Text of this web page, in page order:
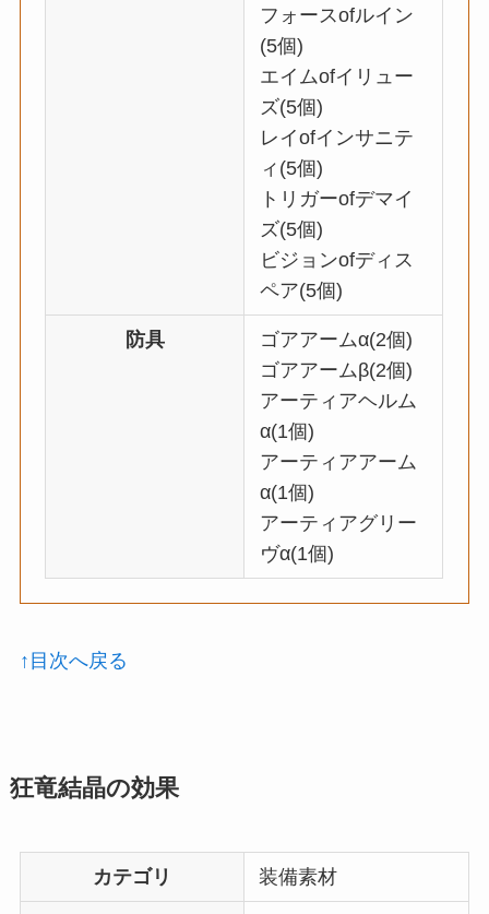
フォースofルイン
(5個)
エイムofイリュー
ズ(5個)
レイofインサニテ
ィ(5個)
トリガーofデマイ
ズ(5個)
ビジョンofディス
ペア(5個)
防具
ゴアアームα(2個)
ゴアアームβ(2個)
アーティアヘルム
α(1個)
アーティアアーム
α(1個)
アーティアグリー
ヴα(1個)
↑目次へ戻る
狂竜結晶の効果
カテゴリ 装備素材